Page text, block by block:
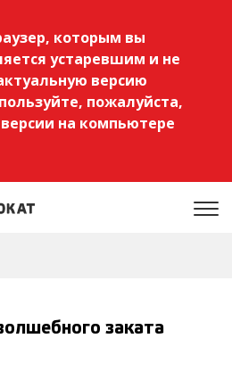
которым вы
устаревшим и не
версию
пожалуйста,
на компьютере
заката